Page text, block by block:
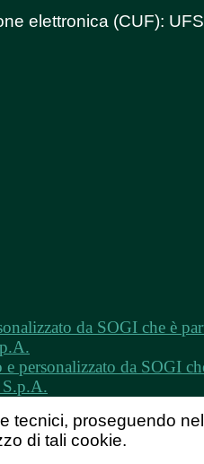
elettronica (CUF):
e personalizzato da SOGI
tecnici, proseguendo
di tali cookie.